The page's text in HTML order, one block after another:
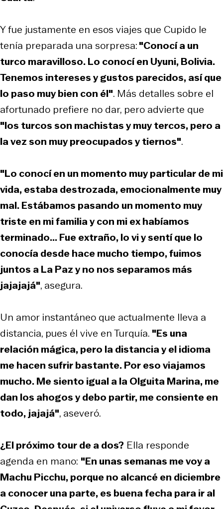
Y fue justamente en esos viajes que Cupido le
tenía preparada una sorpresa:"Conocí a un
turco maravilloso. Lo conocí en Uyuni, Bolivia.
Tenemos intereses y gustos parecidos, así que
lo paso muy bien con él". Más detalles sobre el
afortunado prefiere no dar, pero advierte que
"los turcos son machistas y muy tercos, pero a
la vez son muy preocupados y tiernos".
"Lo conocí en un momento muy particular de mi
vida, estaba destrozada, emocionalmente muy
mal. Estábamos pasando un momento muy
triste en mi familia y con mi ex habíamos
terminado... Fue extraño, lo vi y sentí que lo
conocía desde hace mucho tiempo, fuimos
juntos a La Paz y no nos separamos más
jajajajá", asegura.
Un amor instantáneo que actualmente lleva a
distancia, pues él vive en Turquía. "Es una
relación mágica, pero la distancia y el idioma
me hacen sufrir bastante. Por eso viajamos
mucho. Me siento igual a la Olguita Marina, me
dan los ahogos y debo partir, me consiente en
todo, jajajá", aseveró.
¿El próximo tour de a dos? Ella responde
agenda en mano: "En unas semanas me voy a
Machu Picchu, porque no alcancé en diciembre
a conocer una parte, es buena fecha para ir al